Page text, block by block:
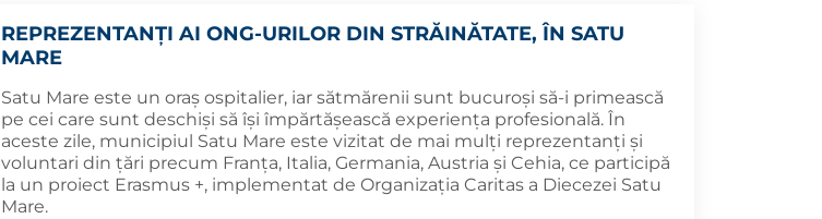
REPREZENTANȚI AI ONG-URILOR DIN STRĂINĂTATE, ÎN SATU
MARE
Satu Mare este un oraș ospitalier, iar sătmărenii sunt bucuroși să-i primească
pe cei care sunt deschiși să își împărtășească experiența profesională. În
aceste zile, municipiul Satu Mare este vizitat de mai mulți reprezentanți și
voluntari din țări precum Franța, Italia, Germania, Austria și Cehia, ce participă
la un proiect Erasmus +, implementat de Organizația Caritas a Diecezei Satu
Mare.